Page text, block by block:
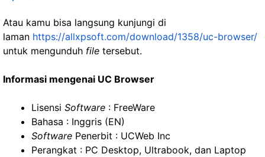
Atau kamu bisa langsung kunjungi di
laman https://allxpsoft.com/download/1358/uc-browser/
untuk mengunduh file tersebut.
Informasi mengenai UC Browser
Lisensi Software : FreeWare
Bahasa : Inggris (EN)
Software Penerbit : UCWeb Inc
Perangkat : PC Desktop, Ultrabook, dan Laptop